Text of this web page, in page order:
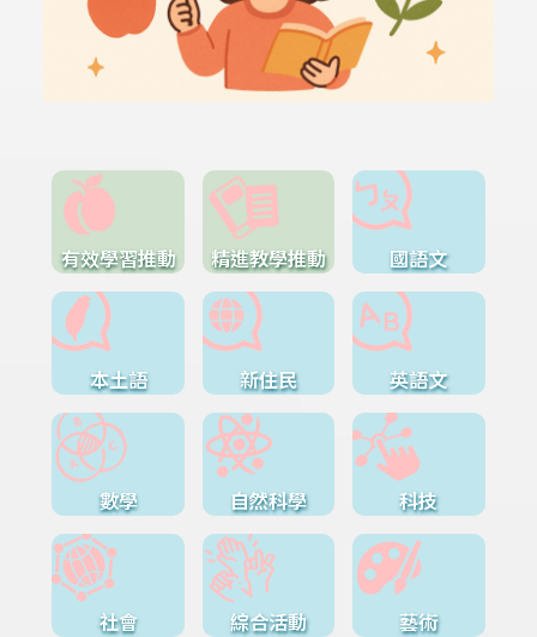
有效學習推動 精進教學推動 國語文
本土語 新住民 英語文
數學 自然科學 科技
社會 綜合活動 藝術